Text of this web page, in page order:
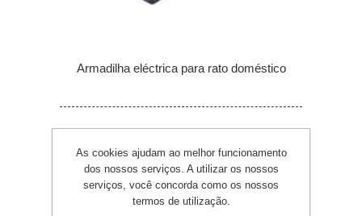
Armadilha eléctrica para rato doméstico
As cookies ajudam ao melhor funcionamento
dos nossos serviços. A utilizar os nossos
serviços, você concorda como os nossos
termos de utilização.